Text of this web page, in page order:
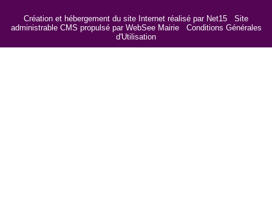
Création et hébergement du site Internet réalisé par Net15 - Site
administrable CMS propulsé par WebSee Mairie- Conditions Générales
d'Utilisation